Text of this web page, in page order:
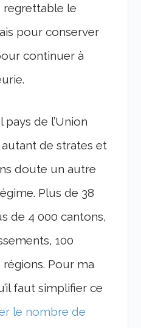
regrettable le
pour conserver
continuer à
pays de l’Union
de strates et
doute un autre
Plus de 38
de 4 000 cantons,
100
Pour ma
faut simplifier ce
le nombre de